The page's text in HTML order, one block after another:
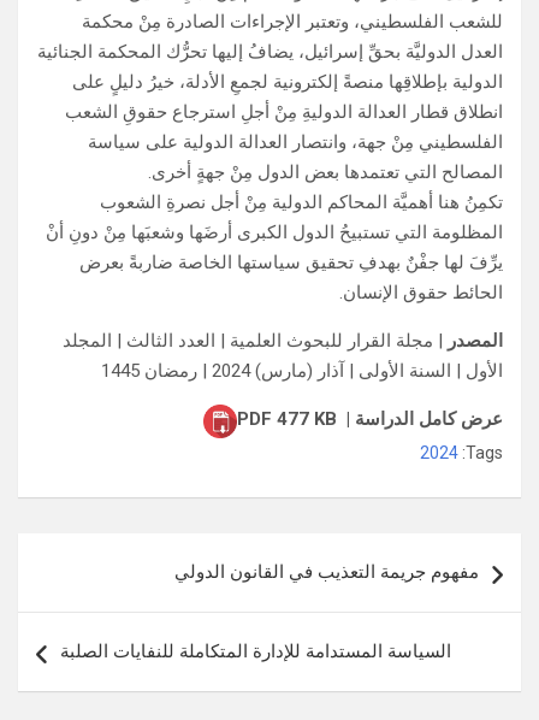
للشعب الفلسطيني، وتعتبر الإجراءات الصادرة مِنْ محكمة
العدل الدوليَّة بحقِّ إسرائيل، يضافُ إليها تحرُّك المحكمة الجنائية
الدولية بإطلاقِها منصةً إلكترونية لجمعِ الأدلة، خيرُ دليلٍ على
انطلاق قطار العدالة الدوليةِ مِنْ أجلِ استرجاع حقوقِ الشعب
الفلسطيني مِنْ جهة، وانتصار العدالة الدولية على سياسة
المصالح التي تعتمدها بعض الدول مِنْ جهةٍ أخرى.
تكمِنُ هنا أهميَّة المحاكم الدولية مِنْ أجل نصرةِ الشعوب
المظلومة التي تستبيحُ الدول الكبرى أرضَها وشعبَها مِنْ دونِ أنْ
يرِّفَ لها جفْنٌ بهدفِ تحقيق سياستها الخاصة ضاربةً بعرض
الحائط حقوق الإنسان.
المصدر | مجلة القرار للبحوث العلمية | العدد الثالث | المجلد
الأول | السنة الأولى | آذار (مارس) 2024 | رمضان 1445
عرض كامل الدراسة | PDF 477 KB
Tags:
2024
المقالات
مفهوم جريمة التعذيب في القانون الدولي
السياسة المستدامة للإدارة المتكاملة للنفايات الصلبة